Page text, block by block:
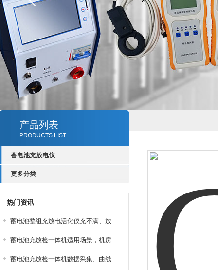
产品列表
PRODUCTS LIST
蓄电池充放电仪
更多分类
热门资讯
蓄电池整组充放电活化仪充不满、放不完怎么办？
蓄电池充放检一体机适用场景，机房基站变电站铅酸蓄电池维护检测应用
蓄电池充放检一体机数据采集、曲线分析与电池健康状态智能评估功能详解